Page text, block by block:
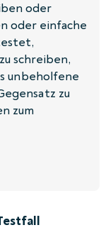
oder
oder einfache
schreiben,
unbeholfene
zu
zum